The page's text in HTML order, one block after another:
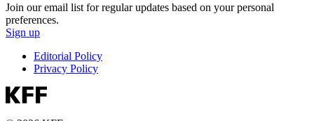
Join our email list for regular updates based on your personal
preferences.
Sign up
Editorial Policy
Privacy Policy